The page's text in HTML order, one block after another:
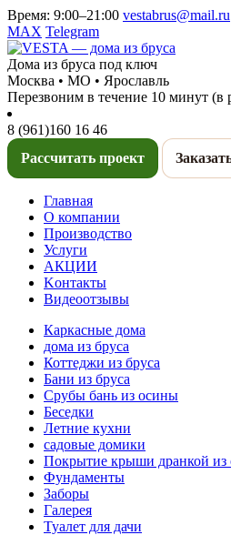
Время: 9:00–21:00 vestabrus@mail.ru
MAX Telegram
Дома из бруса под ключ
Москва • МО • Ярославль
Перезвоним в течение 10 минут (в
8 (961)160 16 46
Рассчитать проект
Главная
О компании
Производство
Услуги
АКЦИИ
Kонтакты
Видеоотзывы
Каркасные дома
дома из бруса
Коттеджи из бруса
Бани из бруса
Срубы бань из осины
Беседки
Летние кухни
садовые домики
Покрытие крыши дранкой из
Фундаменты
Заборы
Галерея
Туалет для дачи